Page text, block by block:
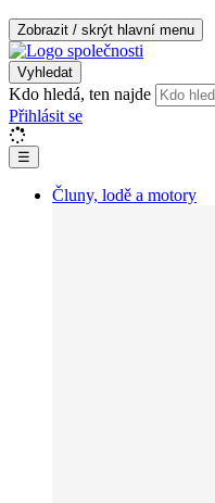
Zobrazit / skrýt hlavní menu
Vyhledat
Kdo hledá, ten najde
Přihlásit se
☰
Čluny, lodě a motory